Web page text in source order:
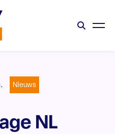
Nieuws
NL